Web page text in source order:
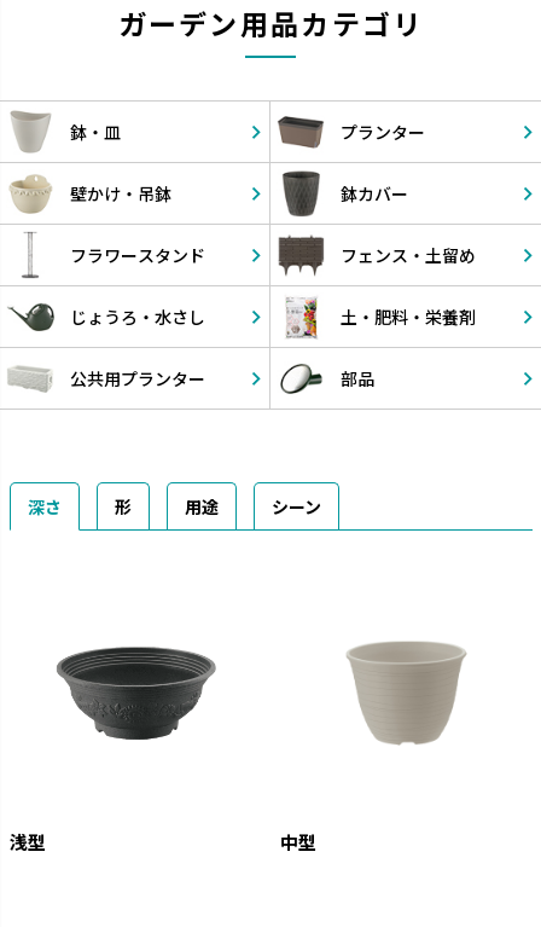
ガーデン用品カテゴリ
鉢・皿 プランター
壁かけ・ 吊鉢 鉢カバー
フラワースタンド フェンス・ 土留め
じょうろ・ 水さし 土・肥料・ 栄養剤
公共用プランター 部品
深さ 形 用途 シーン
浅型 中型